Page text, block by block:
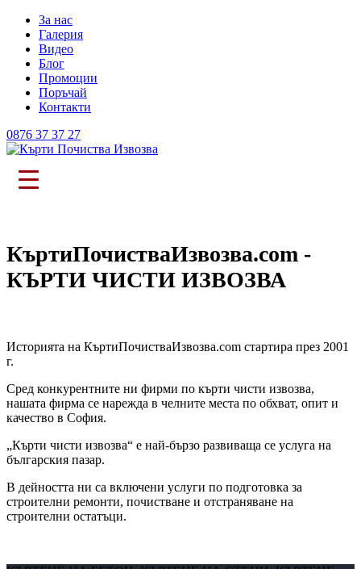
За нас
Галерия
Видео
Блог
Промоции
Поръчай
Контакти
0876 37 37 27
КъртиПочистваИзвозва.com -
КЪРТИ ЧИСТИ ИЗВОЗВА
Историята на КъртиПочистваИзвозва.com стартира през 2001
г.
Сред конкурентните ни фирми по кърти чисти извозва,
нашата фирма се нарежда в челните места по обхват, опит и
качество в София.
„Кърти чисти извозва“ е най-бързо развиваща се услуга на
българския пазар.
В дейността ни са включени услуги по подготовка за
строителни ремонти, почистване и отстраняване на
строителни остатъци.